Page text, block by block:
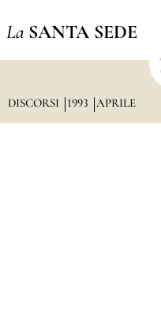
La SANTA SEDE
DISCORSI 1993 APRILE